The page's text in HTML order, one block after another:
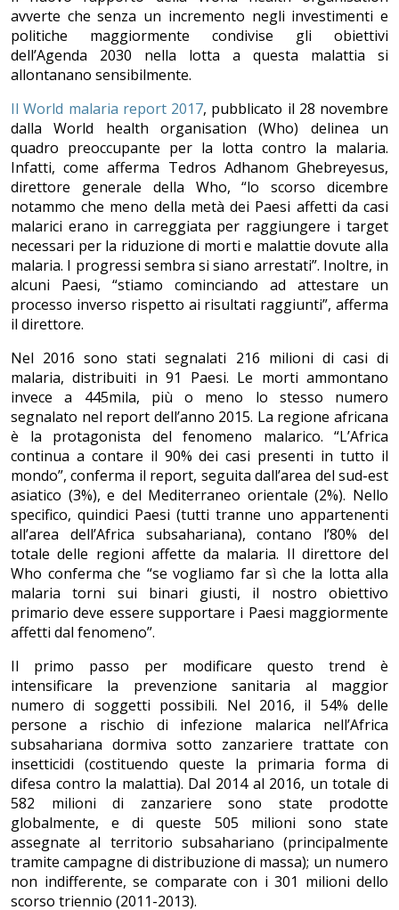
avverte che senza un incremento negli investimenti e
politiche maggiormente condivise gli obiettivi
dell’Agenda 2030 nella lotta a questa malattia si
allontanano sensibilmente.
Il World malaria report 2017, pubblicato il 28 novembre
dalla World health organisation (Who) delinea un
quadro preoccupante per la lotta contro la malaria.
Infatti, come afferma Tedros Adhanom Ghebreyesus,
direttore generale della Who, “lo scorso dicembre
notammo che meno della metà dei Paesi affetti da casi
malarici erano in carreggiata per raggiungere i target
necessari per la riduzione di morti e malattie dovute alla
malaria. I progressi sembra si siano arrestati”. Inoltre, in
alcuni Paesi, “stiamo cominciando ad attestare un
processo inverso rispetto ai risultati raggiunti”, afferma
il direttore.
Nel 2016 sono stati segnalati 216 milioni di casi di
malaria, distribuiti in 91 Paesi. Le morti ammontano
invece a 445mila, più o meno lo stesso numero
segnalato nel report dell’anno 2015. La regione africana
è la protagonista del fenomeno malarico. “L’Africa
continua a contare il 90% dei casi presenti in tutto il
mondo”, conferma il report, seguita dall’area del sud-est
asiatico (3%), e del Mediterraneo orientale (2%). Nello
specifico, quindici Paesi (tutti tranne uno appartenenti
all’area dell’Africa subsahariana), contano l’80% del
totale delle regioni affette da malaria. Il direttore del
Who conferma che “se vogliamo far sì che la lotta alla
malaria torni sui binari giusti, il nostro obiettivo
primario deve essere supportare i Paesi maggiormente
affetti dal fenomeno”.
Il primo passo per modificare questo trend è
intensificare la prevenzione sanitaria al maggior
numero di soggetti possibili. Nel 2016, il 54% delle
persone a rischio di infezione malarica nell’Africa
subsahariana dormiva sotto zanzariere trattate con
insetticidi (costituendo queste la primaria forma di
difesa contro la malattia). Dal 2014 al 2016, un totale di
582 milioni di zanzariere sono state prodotte
globalmente, e di queste 505 milioni sono state
assegnate al territorio subsahariano (principalmente
tramite campagne di distribuzione di massa); un numero
non indifferente, se comparate con i 301 milioni dello
scorso triennio (2011-2013).